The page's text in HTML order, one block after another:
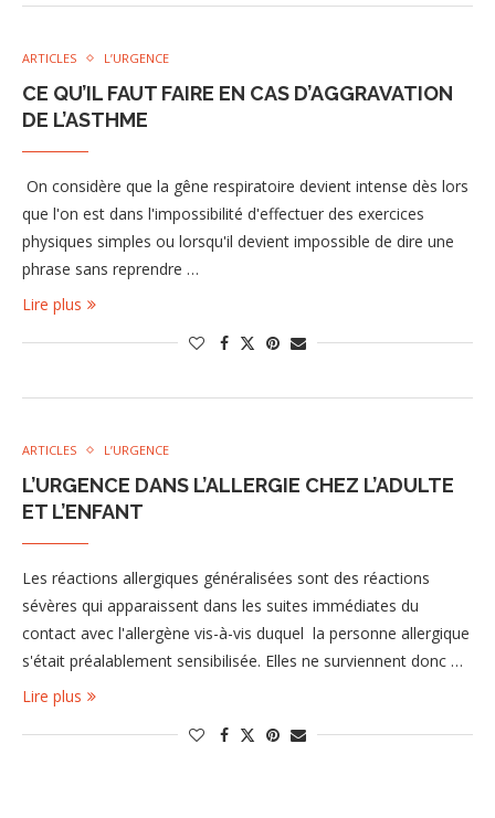
ARTICLES L’URGENCE
CE QU’IL FAUT FAIRE EN CAS D’AGGRAVATION
DE L’ASTHME
On considère que la gêne respiratoire devient intense dès lors
que l'on est dans l'impossibilité d'effectuer des exercices
physiques simples ou lorsqu'il devient impossible de dire une
phrase sans reprendre …
Lire plus
ARTICLES L’URGENCE
L’URGENCE DANS L’ALLERGIE CHEZ L’ADULTE
ET L’ENFANT
Les réactions allergiques généralisées sont des réactions
sévères qui apparaissent dans les suites immédiates du
contact avec l'allergène vis-à-vis duquel la personne allergique
s'était préalablement sensibilisée. Elles ne surviennent donc …
Lire plus